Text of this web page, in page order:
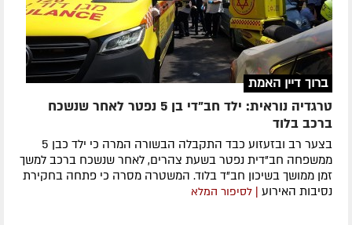
ברוך דיין האמת
טרגדיה נוראית: ילד חב"די בן 5 נפטר לאחר שנשכח
ברכב בלוד
בצער רב ובזעזוע כבד התקבלה הבשורה המרה כי ילד כבן 5
ממשפחה חב"דית נפטר בשעת צהרים, לאחר שנשכח ברכב למשך
זמן ממושך בשיכון חב"ד בלוד. המשטרה מסרה כי פתחה בחקירת
נסיבות האירוע | לסיפור המלא